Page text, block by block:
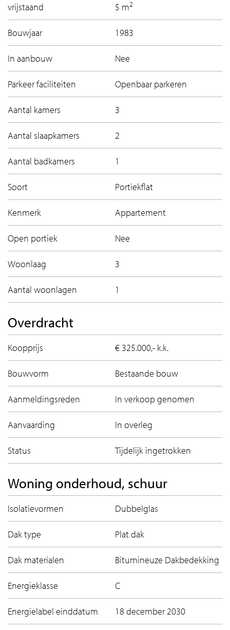
– erfpacht afgekocht t/m 30 september 2033;
– oplevering in overleg.
Een rondleiding door dit lichte en luxe appartement?
Neem contact met ons op, dan laten we je Wamelstraat
35 graag van binnen zien!
vrijstaand
5 m2
Bouwjaar 1983
In aanbouw Nee
Parkeer faciliteiten Openbaar parkeren
Aantal kamers 3
Aantal slaapkamers 2
Aantal badkamers 1
Soort Portiekflat
Kenmerk Appartement
Open portiek Nee
Woonlaag 3
Aantal woonlagen 1
Overdracht
Koopprijs € 325.000,- k.k.
Bouwvorm Bestaande bouw
Aanmeldingsreden In verkoop genomen
Aanvaarding In overleg
Status Tijdelijk ingetrokken
Woning onderhoud, schuur
Isolatievormen Dubbelglas
Dak type Plat dak
Dak materialen Bitumineuze Dakbedekking
Energieklasse C
Energielabel einddatum 18 december 2030